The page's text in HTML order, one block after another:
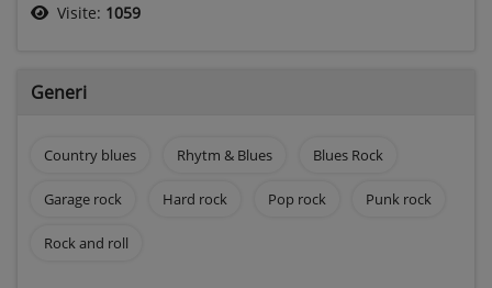
Visite: 1059
Generi
Country blues Rhytm & Blues Blues Rock
Garage rock Hard rock Pop rock Punk rock
Rock and roll